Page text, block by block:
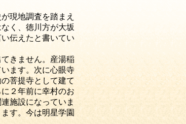
現地調査を踏まえ
く、徳川方が大坂
伝えたと書いてい
きません。産湯稲
ます。次に心眼寺
菩提寺として建て
２年前に幸村のお
施設になっていま
す。今は明星学園